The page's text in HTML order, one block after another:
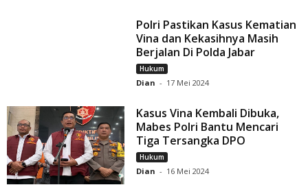
Polri Pastikan Kasus Kematian
Vina dan Kekasihnya Masih
Berjalan Di Polda Jabar
Hukum
Dian - 17 Mei 2024
Kasus Vina Kembali Dibuka,
Mabes Polri Bantu Mencari
Tiga Tersangka DPO
Hukum
Dian - 16 Mei 2024